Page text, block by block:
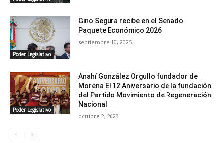
Poder Legislativo
Gino Segura recibe en el Senado
Paquete Económico 2026
septiembre 10, 2025
Poder Legislativo
Anahí González Orgullo fundador de
Morena El 12 Aniversario de la fundación
del Partido Movimiento de Regeneración
Nacional
octubre 2, 2023